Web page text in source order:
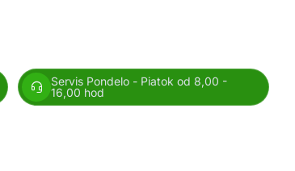
Servis Pondelo - Piatok od 8,00 -
16,00 hod